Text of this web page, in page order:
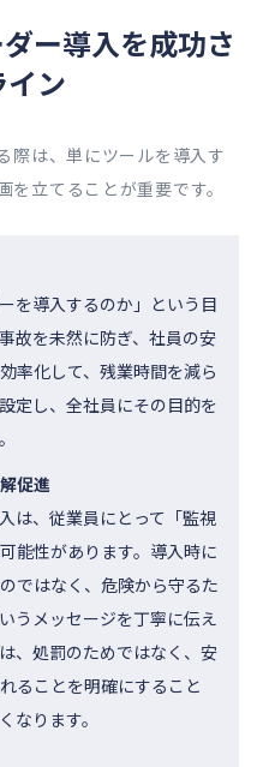
ー導入を成功さ
ン
際は、単にツールを導入す
立てることが重要です。
を導入するのか」という目
故を未然に防ぎ、社員の安
率化して、残業時間を減ら
定し、全社員にその目的を
促進
は、従業員にとって「監視
能性があります。導入時に
ではなく、危険から守るた
うメッセージを丁寧に伝え
、処罰のためではなく、安
ることを明確にすること
なります。